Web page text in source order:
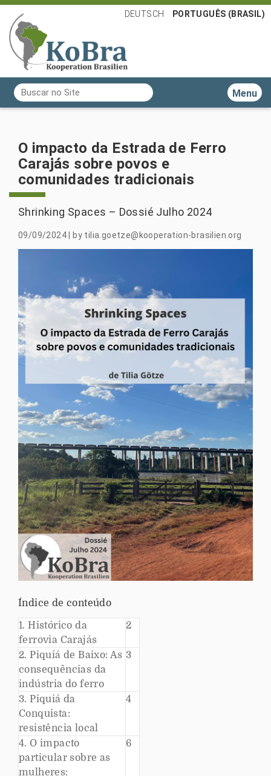
Busca
Busca Avançada…
DEUTSCH PORTUGUÊS (BRASIL)
Toggle
O impacto da Estrada de Ferro
Carajás sobre povos e
comunidades tradicionais
Shrinking Spaces – Dossié Julho 2024
09/09/2024 by tilia.goetze@kooperation-brasilien.org
Índice de conteúdo
1. Histórico da
ferrovia Carajás
2
2. Piquiá de Baixo: As
consequências da
indústria do ferro
3
3. Piquiá da
Conquista:
resistência local
4
4. O impacto
particular sobre as
mulheres:
6